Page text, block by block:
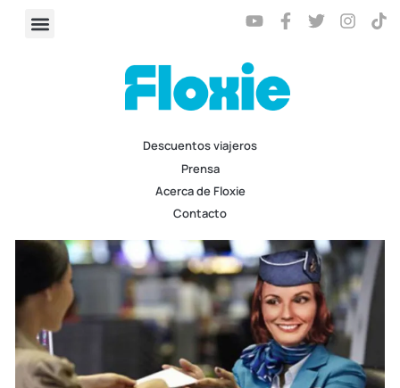
Descuentos viajeros
Prensa
Acerca de Floxie
Contacto